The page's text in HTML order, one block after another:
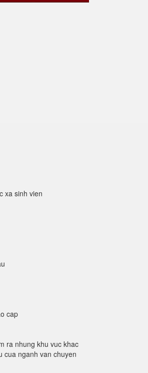
xa sinh vien
cap
ra nhung khu vuc khac
cua nganh van chuyen